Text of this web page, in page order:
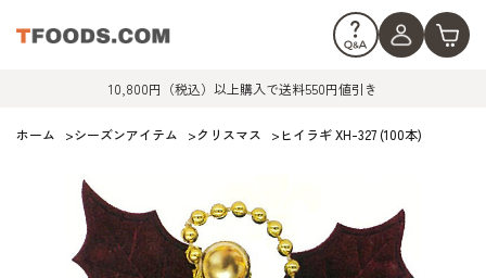
10,800円（税込）以上購入で送料550円値引き
ホーム >シーズンアイテム >クリスマス >ヒイラギ XH-327 (100本)